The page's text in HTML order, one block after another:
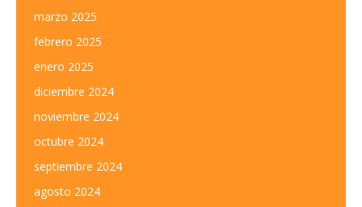
marzo 2025
febrero 2025
enero 2025
diciembre 2024
noviembre 2024
octubre 2024
septiembre 2024
agosto 2024